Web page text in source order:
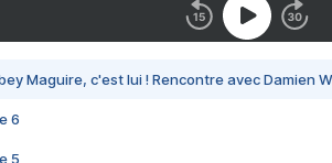
Maguire, c'est lui ! Rencontre avec Damien
6
5